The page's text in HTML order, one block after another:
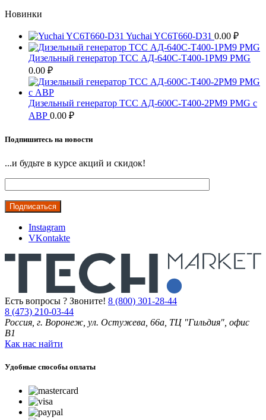
Новинки
Yuchai YC6T660-D31 0.00 ₽
Дизельный генератор ТСС АД-640С-Т400-1РМ9 PMG
0.00 ₽
Дизельный генератор ТСС АД-600С-Т400-2РМ9 PMG c
АВР 0.00 ₽
Подпишитесь на новости
...и будьте в курсе акций и скидок!
Instagram
VKontakte
Есть вопросы ? Звоните! 8 (800) 301-28-44
8 (473) 210-03-44
Россия, г. Воронеж, ул. Остужева, 66а, ТЦ "Гильдия", офис
В1
Как нас найти
Удобные способы оплаты